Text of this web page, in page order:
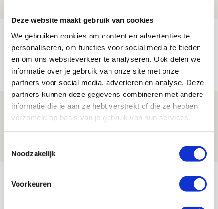
Deze website maakt gebruik van cookies
We gebruiken cookies om content en advertenties te
personaliseren, om functies voor social media te bieden
en om ons websiteverkeer te analyseren. Ook delen we
informatie over je gebruik van onze site met onze
partners voor social media, adverteren en analyse. Deze
partners kunnen deze gegevens combineren met andere
informatie die je aan ze hebt verstrekt of die ze hebben
verzameld op basis van je gebruik van hun services.
Noodzakelijk
Voorkeuren
Reis jij als mascotte mee naar uitduel
met Telstar?
Drie dingen die je moet weten over
Ajax - Shelbourne